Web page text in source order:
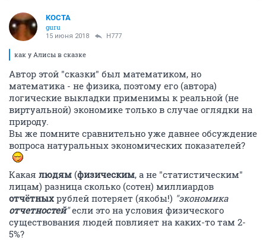
KOCTA
guru
15 июня 2018 H777
как у Алисы в сказке
Автор этой "сказки" был математиком, но
математика - не физика, поэтому его (автора)
логические выкладки применимы к реальной (не
виртуальной) экономике только в случае оглядки на
природу.
Вы же помните сравнительно уже давнее обсуждение
вопроса натуральных экономических показателей?
Какая людям (физическим, а не "статистическим"
лицам) разница сколько (сотен) миллиардов
отчётных рублей потеряет (якобы!) "экономика
отчетностей"если это на условия физического
существования людей повлияет на каких-то там 2-
5%?